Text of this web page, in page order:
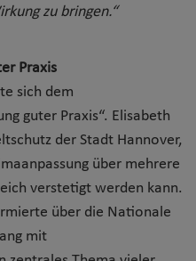
zu bringen.“
Praxis
sich dem
guter Praxis“. Elisabeth
der Stadt Hannover,
über mehrere
verstetigt werden kann.
über die Nationale
mit